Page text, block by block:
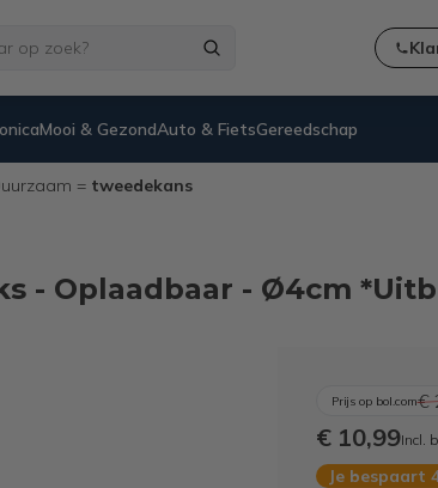
Mooi & GezondAuto & FietsGereedschap
= tweedekans
- Oplaadbaar - Ø4cm
Prijs op bol.com€
€ 10,99Incl.
Je bespaart